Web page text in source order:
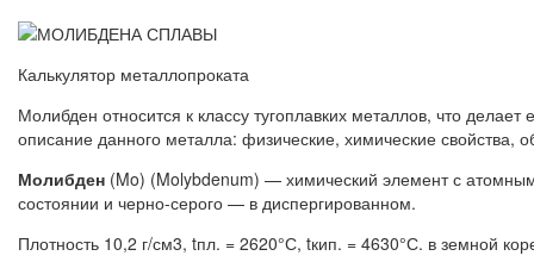
Калькулятор металлопроката
Молибден относится к классу тугоплавких металлов, что
описание данного металла: физические, химические свойства,
Молибден (Mo) (Molybdenum) — химический элемент с
состоянии и черно-серого — в диспергированном.
Плотность 10,2 г/см3, tпл. = 2620°С, tкип. = 4630°С. в земной